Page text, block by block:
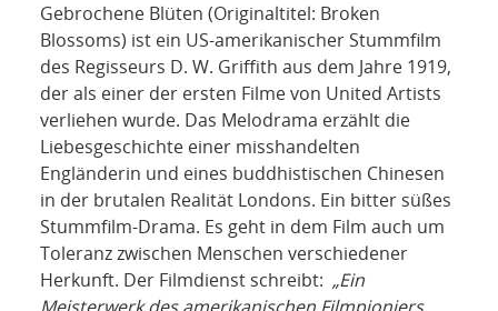
Gebrochene Blüten (Originaltitel: Broken
Blossoms) ist ein US-amerikanischer Stummfilm
des Regisseurs D. W. Griffith aus dem Jahre 1919,
der als einer der ersten Filme von United Artists
verliehen wurde. Das Melodrama erzählt die
Liebesgeschichte einer misshandelten
Engländerin und eines buddhistischen Chinesen
in der brutalen Realität Londons. Ein bitter süßes
Stummfilm-Drama. Es geht in dem Film auch um
Toleranz zwischen Menschen verschiedener
Herkunft. Der Filmdienst schreibt: „Ein